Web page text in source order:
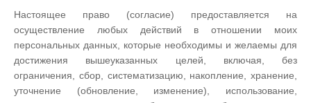
Настоящее право (согласие) предоставляется на
осуществление любых действий в отношении моих
персональных данных, которые необходимы и желаемы для
достижения вышеуказанных целей, включая, без
ограничения, сбор, систематизацию, накопление, хранение,
уточнение (обновление, изменение), использование,